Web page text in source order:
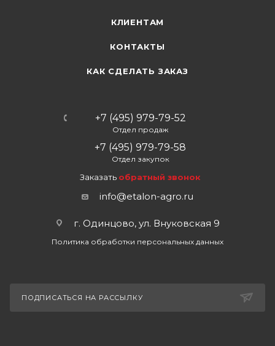
КЛИЕНТАМ
КОНТАКТЫ
КАК СДЕЛАТЬ ЗАКАЗ
+7 (495) 979-79-52
Отдел продаж
+7 (495) 979-79-58
Отдел закупок
Заказать обратный звонок
info@etalon-agro.ru
г. Одинцово, ул. Внуковская 9
Политика обработки персональных данных
ПОДПИСАТЬСЯ НА РАССЫЛКУ